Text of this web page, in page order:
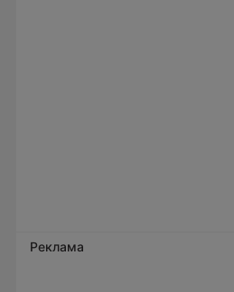
Реклама